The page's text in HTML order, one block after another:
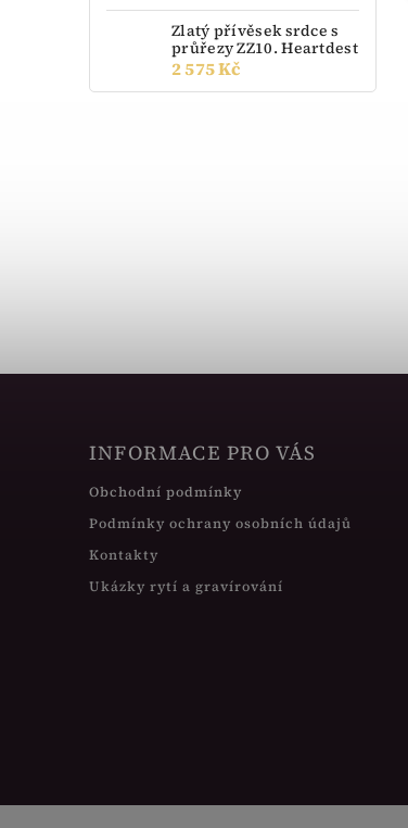
Zlatý přívěsek srdce s
průřezy ZZ10. Heartdest
2 575 Kč
Luxusní dárková
skladem
INFORMACE PRO VÁS
Obchodní podmínky
Podmínky ochrany osobních údajů
Kontakty
Ukázky rytí a gravírování